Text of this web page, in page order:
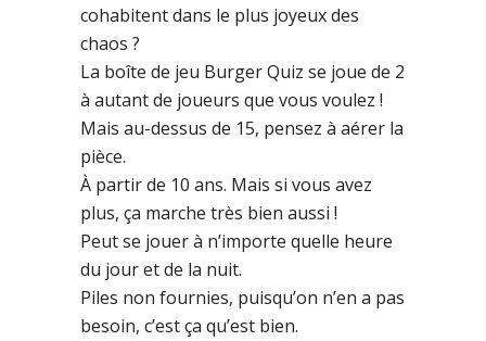
cohabitent dans le plus joyeux des
chaos ?
La boîte de jeu Burger Quiz se joue de 2
à autant de joueurs que vous voulez !
Mais au-dessus de 15, pensez à aérer la
pièce.
À partir de 10 ans. Mais si vous avez
plus, ça marche très bien aussi !
Peut se jouer à n’importe quelle heure
du jour et de la nuit.
Piles non fournies, puisqu’on n’en a pas
besoin, c’est ça qu’est bien.